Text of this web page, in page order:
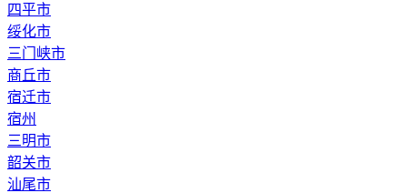
四平市
绥化市
三门峡市
商丘市
宿迁市
宿州
三明市
韶关市
汕尾市